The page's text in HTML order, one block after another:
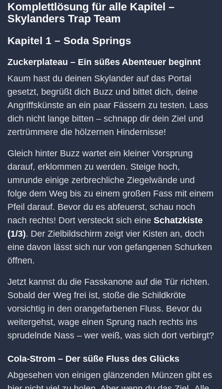
Komplettlösung für alle Kapitel –
Skylanders Trap Team
Kapitel 1 – Soda Springs
Zuckerplateau – Ein süßes Abenteuer beginnt
Kaum hast du deinen Skylander auf das Portal
gesetzt, begrüßt dich Buzz und bittet dich, deine
Angriffskünste an ein paar Fässern zu testen. Lass
dich nicht lange bitten – schnapp dir dein Ziel und
zertrümmere die hölzernen Hindernisse!
Gleich hinter Buzz wartet ein kleiner Vorsprung
darauf, erklommen zu werden. Steige hoch,
umrunde einige zerbrechliche Ziegelwände und
folge dem Weg bis zu einem großen Fass mit einem
Pfeil darauf. Bevor du es abfeuerst, schau noch
nach rechts! Dort versteckt sich eine Schatzkiste
(1/3). Der Zielbildschirm zeigt vier Kisten an, doch
eine davon lässt sich nur von gefangenen Schurken
öffnen.
Jetzt kannst du die Fasskanone auf die Tür richten.
Sobald der Weg frei ist, stoße die Schildkröte
vorsichtig in den orangefarbenen Fluss. Bevor du
weitergehst, wage einen Sprung nach rechts ins
sprudelnde Nass – wer weiß, was sich dort verbirgt?
Cola-Strom – Der süße Fluss des Glücks
Abgesehen von einigen glänzenden Münzen gibt es